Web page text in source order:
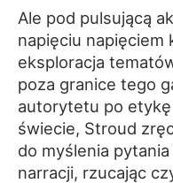
Ale pod pulsującą
napięciu napięciem
eksploracja
poza granice tego
autorytetu po etykę
świecie, Stroud
do myślenia
narracji, rzucając